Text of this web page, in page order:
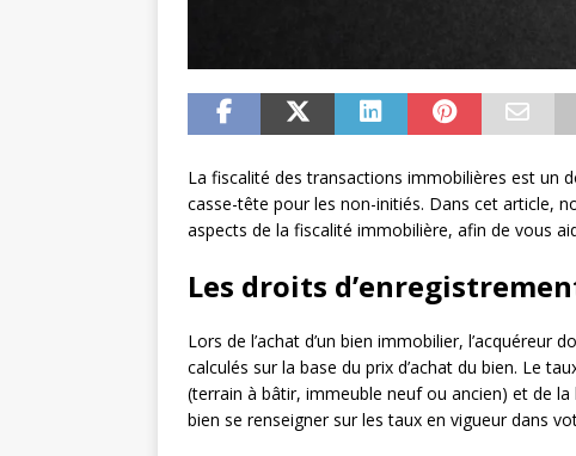
La fiscalité des transactions immobilières est un
casse-tête pour les non-initiés. Dans cet article,
aspects de la fiscalité immobilière, afin de vous
Les droits
Lors de l’achat d’un bien immobilier, l’acquéreur
calculés sur la base du prix d’achat du bien. Le
(terrain à bâtir, immeuble neuf ou ancien) et de
bien se renseigner sur les taux en vigueur dans